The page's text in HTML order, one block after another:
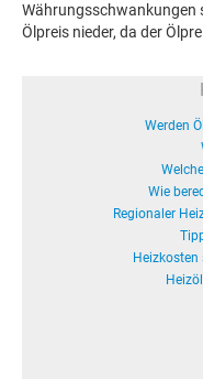
Währungsschwankungen
Ölpreis nieder, da der
Werden
Wie
Regionaler
Heizkosten